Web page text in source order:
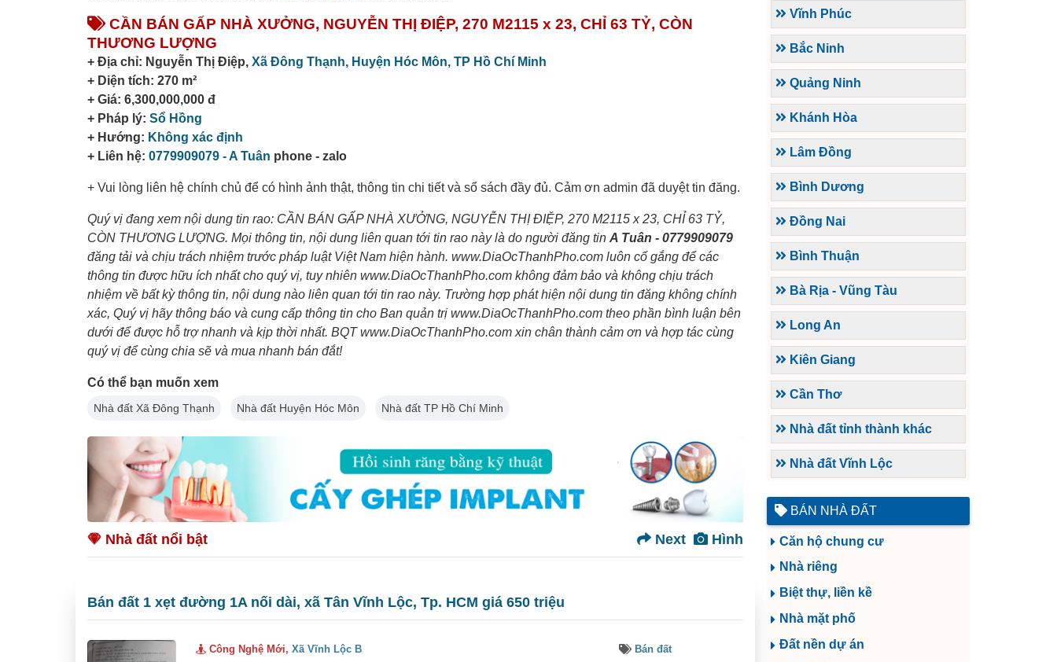
CẦN BÁN GẤP NHÀ XƯỞNG, NGUYỄN THỊ ĐIỆP, 270 M2115 x 23, CHỈ 63 TỶ, CÒN
THƯƠNG LƯỢNG
+ Địa chỉ: Nguyễn Thị Điệp, Xã Đông Thạnh, Huyện Hóc Môn, TP Hồ Chí Minh
+ Diện tích: 270 m²
+ Giá: 6,300,000,000 đ
+ Pháp lý: Sổ Hồng
+ Hướng: Không xác định
+ Liên hệ: 0779909079 - A Tuân phone - zalo
+ Vui lòng liên hệ chính chủ để có hình ảnh thật, thông tin chi tiết và sổ sách đầy đủ. Cảm ơn admin đã duyệt tin đăng.
Quý vị đang xem nội dung tin rao: CẦN BÁN GẤP NHÀ XƯỞNG, NGUYỄN THỊ ĐIỆP, 270 M2115 x 23, CHỈ 63 TỶ,
CÒN THƯƠNG LƯỢNG. Mọi thông tin, nội dung liên quan tới tin rao này là do người đăng tin A Tuân - 0779909079
đăng tải và chịu trách nhiệm trước pháp luật Việt Nam hiện hành. www.DiaOcThanhPho.com luôn cố gắng để các
thông tin được hữu ích nhất cho quý vị, tuy nhiên www.DiaOcThanhPho.com không đảm bảo và không chịu trách
nhiệm về bất kỳ thông tin, nội dung nào liên quan tới tin rao này. Trường hợp phát hiện nội dung tin đăng không chính
xác, Quý vị hãy thông báo và cung cấp thông tin cho Ban quản trị www.DiaOcThanhPho.com theo phần bình luận bên
dưới để được hỗ trợ nhanh và kịp thời nhất. BQT www.DiaOcThanhPho.com xin chân thành cảm ơn và hợp tác cùng
quý vị để cùng chia sẽ và mua nhanh bán đắt!
Có thể bạn muốn xem
Nhà đất Xã Đông Thạnh Nhà đất Huyện Hóc Môn Nhà đất TP Hồ Chí Minh
Nhà đất nổi bật Hình
Next
Bán đất 1 xẹt đường 1A nối dài, xã Tân Vĩnh Lộc, Tp. HCM giá 650 triệu
Công Nghệ Mới,Xã Vĩnh Lộc B Bán đất
Vĩnh Phúc
Bắc Ninh
Quảng Ninh
Khánh Hòa
Lâm Đồng
Bình Dương
Đồng Nai
Bình Thuận
Bà Rịa - Vũng Tàu
Long An
Kiên Giang
Cần Thơ
Nhà đất tỉnh thành khác
Nhà đất Vĩnh Lộc
BÁN NHÀ ĐẤT
Căn hộ chung cư
Nhà riêng
Biệt thự, liền kề
Nhà mặt phố
Đất nền dự án